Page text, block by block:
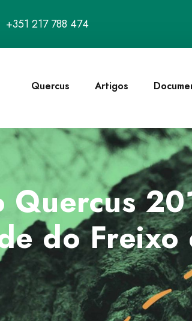
+351 217 788 474
Quercus Artigos
Quercus
do Freixo